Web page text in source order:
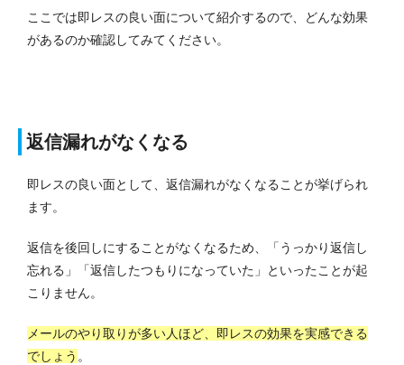
ここでは即レスの良い面について紹介するので、どんな効果
があるのか確認してみてください。
返信漏れがなくなる
即レスの良い面として、返信漏れがなくなることが挙げられ
ます。
返信を後回しにすることがなくなるため、「うっかり返信し
忘れる」「返信したつもりになっていた」といったことが起
こりません。
メールのやり取りが多い人ほど、即レスの効果を実感できる
でしょう 。